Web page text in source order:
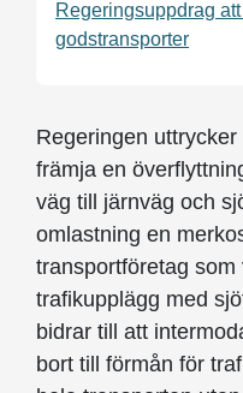
Regeringsuppdrag
godstransporter
Regeringen
främja en
väg till järnväg och
omlastning en
transportföretag
trafikupplägg med
bidrar till att
bort till förmån för